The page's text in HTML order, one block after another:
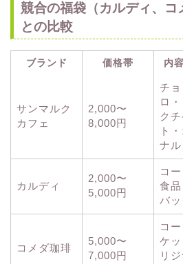
競合の福袋（カルディ、コ
との比較
ブランド 価格帯 内
サンマルク
カフェ
2,000〜
8,000円
チョ
ロ
ク
ト
ナ
カルディ
2,000〜
5,000円
コー
食品
バ
コメダ珈琲
5,000〜
7,000円
コ
ケ
リ